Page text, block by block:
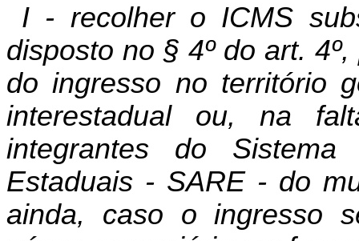
I - recolher o ICMS
disposto no § 4º do art.
do ingresso no território
interestadual ou, na
integrantes do
Estaduais - SARE - do
ainda, caso o ingresso